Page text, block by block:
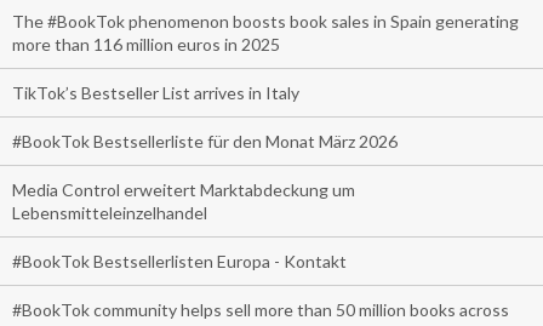
The #BookTok phenomenon boosts book sales in Spain generating
more than 116 million euros in 2025
TikTok’s Bestseller List arrives in Italy
#BookTok Bestsellerliste für den Monat März 2026
Media Control erweitert Marktabdeckung um
Lebensmitteleinzelhandel
#BookTok Bestsellerlisten Europa - Kontakt
#BookTok community helps sell more than 50 million books across